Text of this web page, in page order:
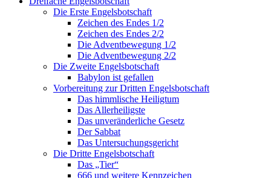
Die Erste Engelsbotschaft
Zeichen des Endes 1/2
Zeichen des Endes 2/2
Die Adventbewegung 1/2
Die Adventbewegung 2/2
Die Zweite Engelsbotschaft
Babylon ist gefallen
Vorbereitung zur Dritten Engelsbotschaft
Das himmlische Heiligtum
Das Allerheiligste
Das unveränderliche Gesetz
Der Sabbat
Das Untersuchungsgericht
Die Dritte Engelsbotschaft
Das „Tier“
666 und weitere Kennzeichen